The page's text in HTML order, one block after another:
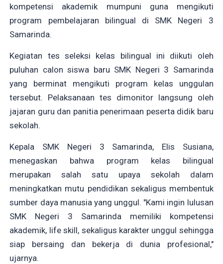
kompetensi akademik mumpuni guna mengikuti
program pembelajaran bilingual di SMK Negeri 3
Samarinda.
Kegiatan tes seleksi kelas bilingual ini diikuti oleh
puluhan calon siswa baru SMK Negeri 3 Samarinda
yang berminat mengikuti program kelas unggulan
tersebut. Pelaksanaan tes dimonitor langsung oleh
jajaran guru dan panitia penerimaan peserta didik baru
sekolah.
Kepala SMK Negeri 3 Samarinda, Elis Susiana,
menegaskan bahwa program kelas bilingual
merupakan salah satu upaya sekolah dalam
meningkatkan mutu pendidikan sekaligus membentuk
sumber daya manusia yang unggul. "Kami ingin lulusan
SMK Negeri 3 Samarinda memiliki kompetensi
akademik, life skill, sekaligus karakter unggul sehingga
siap bersaing dan bekerja di dunia profesional,"
ujarnya.